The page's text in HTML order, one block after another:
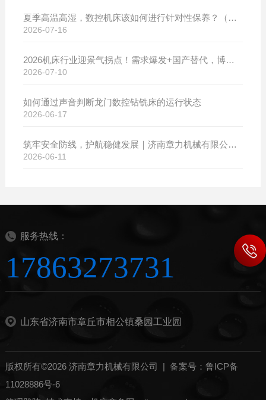
夏季高温高湿，数控机床该如何进行针对性保养？（附冬夏维保异同对比）
2026-07-16
2026机床行业迎景气拐点！需求爆发+国产替代，博斯曼数控设备产销两旺发货忙
2026-07-10
如何通过声音判断龙门数控钻铣床的运行状态
2026-06-17
筑牢安全防线，护航稳健发展｜济南章力机械有限公司开展2026年安全生产月系列活动
2026-06-11
服务热线：
17863273731
山东省济南市章丘市相公镇桑园工业园
版权所有©2026 济南章力机械有限公司 | 备案号：鲁ICP备
11028886号-6